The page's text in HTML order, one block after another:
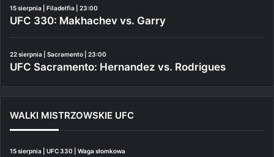
15 sierpnia | Filadelfia | 23:00
UFC 330: Makhachev vs. Garry
22 sierpnia | Sacramento | 23:00
UFC Sacramento: Hernandez vs. Rodrigues
WALKI MISTRZOWSKIE UFC
15 sierpnia | UFC 330 | Waga słomkowa